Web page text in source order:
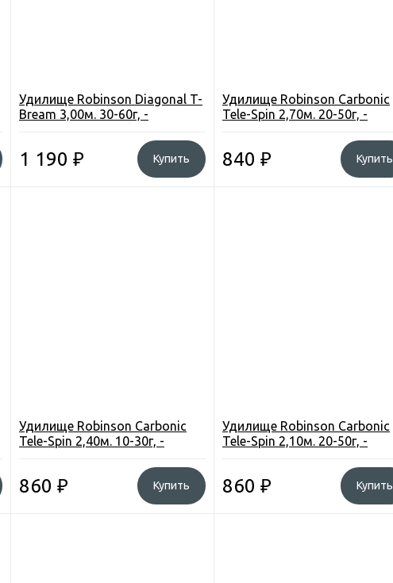
Удилище Robinson Diagonal T-
Bream 3,00м. 30-60г, -
1 190 ₽ Купить
Удилище Robinson Carbonic
Tele-Spin 2,70м. 20-50г, -
840 ₽ Купить
Удилище Robinson Carbonic
Tele-Spin 2,40м. 10-30г, -
860 ₽ Купить
Удилище Robinson Carbonic
Tele-Spin 2,10м. 20-50г, -
860 ₽ Купить